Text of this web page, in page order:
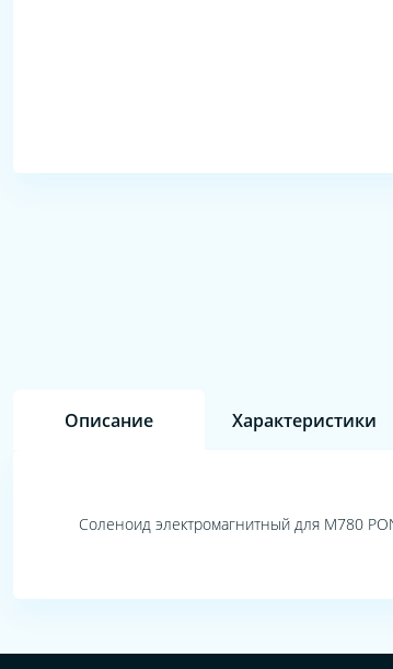
Описание Характеристики
Соленоид электромагнитный для M780